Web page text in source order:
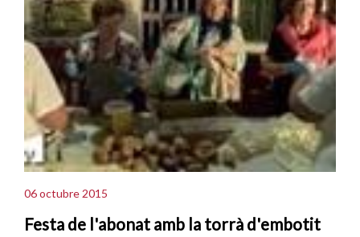
06 octubre 2015
Festa de l'abonat amb la torrà d'embotit